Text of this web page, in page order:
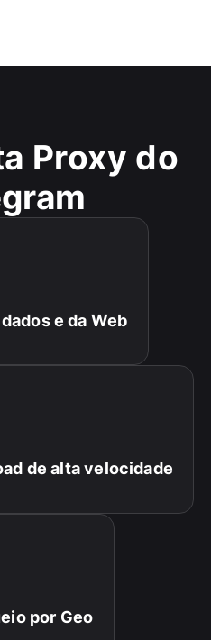
Proxy do
e da Web
de alta velocidade
por Geo